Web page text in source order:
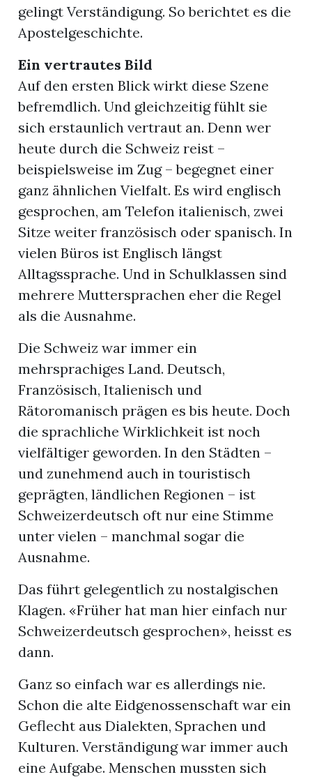
gelingt Verständigung. So berichtet es die
Apostelgeschichte.
Ein vertrautes Bild
Auf den ersten Blick wirkt diese Szene
befremdlich. Und gleichzeitig fühlt sie
sich erstaunlich vertraut an. Denn wer
heute durch die Schweiz reist –
beispielsweise im Zug – begegnet einer
ganz ähnlichen Vielfalt. Es wird englisch
gesprochen, am Telefon italienisch, zwei
Sitze weiter französisch oder spanisch. In
vielen Büros ist Englisch längst
Alltagssprache. Und in Schulklassen sind
mehrere Muttersprachen eher die Regel
als die Ausnahme.
Die Schweiz war immer ein
mehrsprachiges Land. Deutsch,
Französisch, Italienisch und
Rätoromanisch prägen es bis heute. Doch
die sprachliche Wirklichkeit ist noch
vielfältiger geworden. In den Städten –
und zunehmend auch in touristisch
geprägten, ländlichen Regionen – ist
Schweizerdeutsch oft nur eine Stimme
unter vielen – manchmal sogar die
Ausnahme.
Das führt gelegentlich zu nostalgischen
Klagen. «Früher hat man hier einfach nur
Schweizerdeutsch gesprochen», heisst es
dann.
Ganz so einfach war es allerdings nie.
Schon die alte Eidgenossenschaft war ein
Geflecht aus Dialekten, Sprachen und
Kulturen. Verständigung war immer auch
eine Aufgabe. Menschen mussten sich